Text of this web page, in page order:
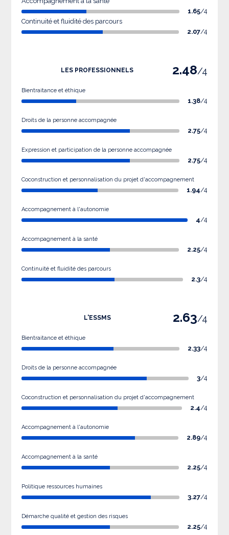
1.65/4
Continuité et fluidité des parcours
2.07/4
LES PROFESSIONNELS 2.48/4
Bientraitance et éthique
1.38/4
Droits de la personne accompagnée
2.75/4
Expression et participation de la personne accompagnée
2.75/4
Coconstruction et personnalisation du projet d'accompagnement
1.94/4
Accompagnement à l'autonomie
4/4
Accompagnement à la santé
2.25/4
Continuité et fluidité des parcours
2.3/4
L'ESSMS 2.63/4
Bientraitance et éthique
2.33/4
Droits de la personne accompagnée
3/4
Coconstruction et personnalisation du projet d'accompagnement
2.4/4
Accompagnement à l'autonomie
2.89/4
Accompagnement à la santé
2.25/4
Politique ressources humaines
3.27/4
Démarche qualité et gestion des risques
2.25/4